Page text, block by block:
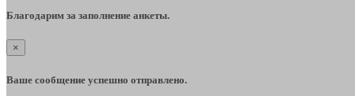
Благодарим за заполнение анкеты.
×
Ваше сообщение успешно отправлено.